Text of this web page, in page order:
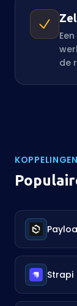
de
KOPPELINGEN
Strapi